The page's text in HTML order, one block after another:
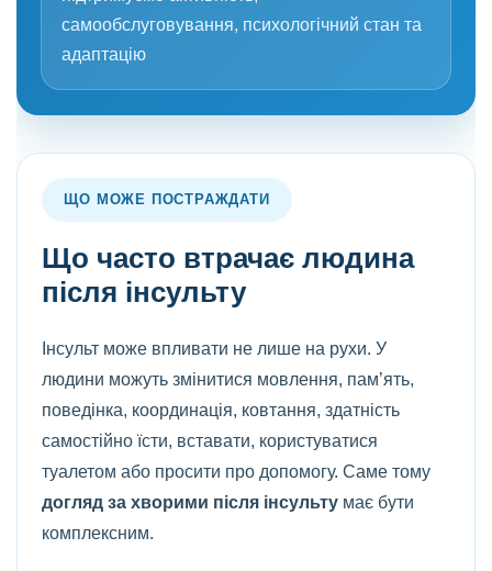
самообслуговування, психологічний стан та
адаптацію
ЩО МОЖЕ ПОСТРАЖДАТИ
Що часто втрачає людина
після інсульту
Інсульт може впливати не лише на рухи. У
людини можуть змінитися мовлення, пам’ять,
поведінка, координація, ковтання, здатність
самостійно їсти, вставати, користуватися
туалетом або просити про допомогу. Саме тому
догляд за хворими після інсульту має бути
комплексним.